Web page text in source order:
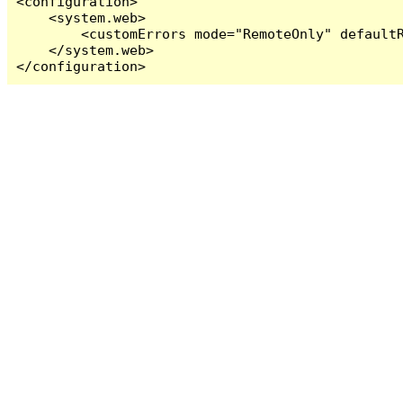
    <system.web>
<customErrors mode="RemoteOnly"
    </system.web>
</configuration>